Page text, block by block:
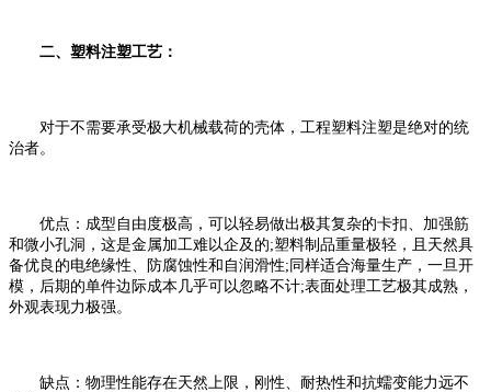
二、塑料注塑工艺：
对于不需要承受极大机械载荷的壳体，工程塑料注塑是绝对的统
治者。
优点：成型自由度极高，可以轻易做出极其复杂的卡扣、加强筋
和微小孔洞，这是金属加工难以企及的;塑料制品重量极轻，且天然具
备优良的电绝缘性、防腐蚀性和自润滑性;同样适合海量生产，一旦开
模，后期的单件边际成本几乎可以忽略不计;表面处理工艺极其成熟，
外观表现力极强。
缺点：物理性能存在天然上限，刚性、耐热性和抗蠕变能力远不